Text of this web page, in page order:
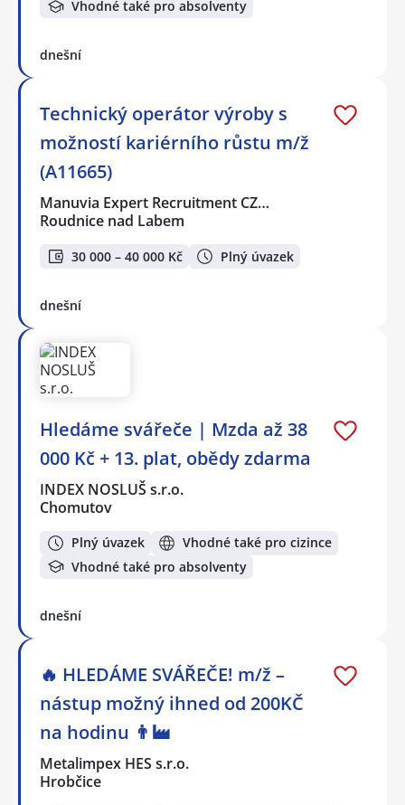
Vhodné také pro absolventy
dnešní
Technický operátor výroby s
možností kariérního růstu m/ž
(A11665)
Manuvia Expert Recruitment CZ…
Roudnice nad Labem
30 000 – 40 000 Kč Plný úvazek
dnešní
Hledáme svářeče | Mzda až 38
000 Kč + 13. plat, obědy zdarma
INDEX NOSLUŠ s.r.o.
Chomutov
Plný úvazek
Vhodné také pro cizince
Vhodné také pro absolventy
dnešní
🔥 HLEDÁME SVÁŘEČE! m/ž –
nástup možný ihned od 200KČ
na hodinu 👨‍🏭
Metalimpex HES s.r.o.
Hrobčice